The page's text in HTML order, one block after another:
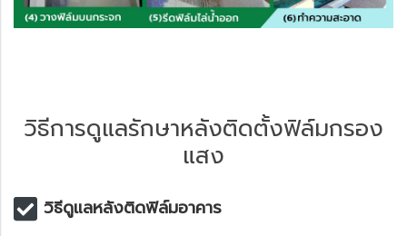
วิธีการดูแลรักษาหลังติดตั้งฟิล์มกรอง
แสง
วิธีดูแลหลังติดฟิล์มอาคาร